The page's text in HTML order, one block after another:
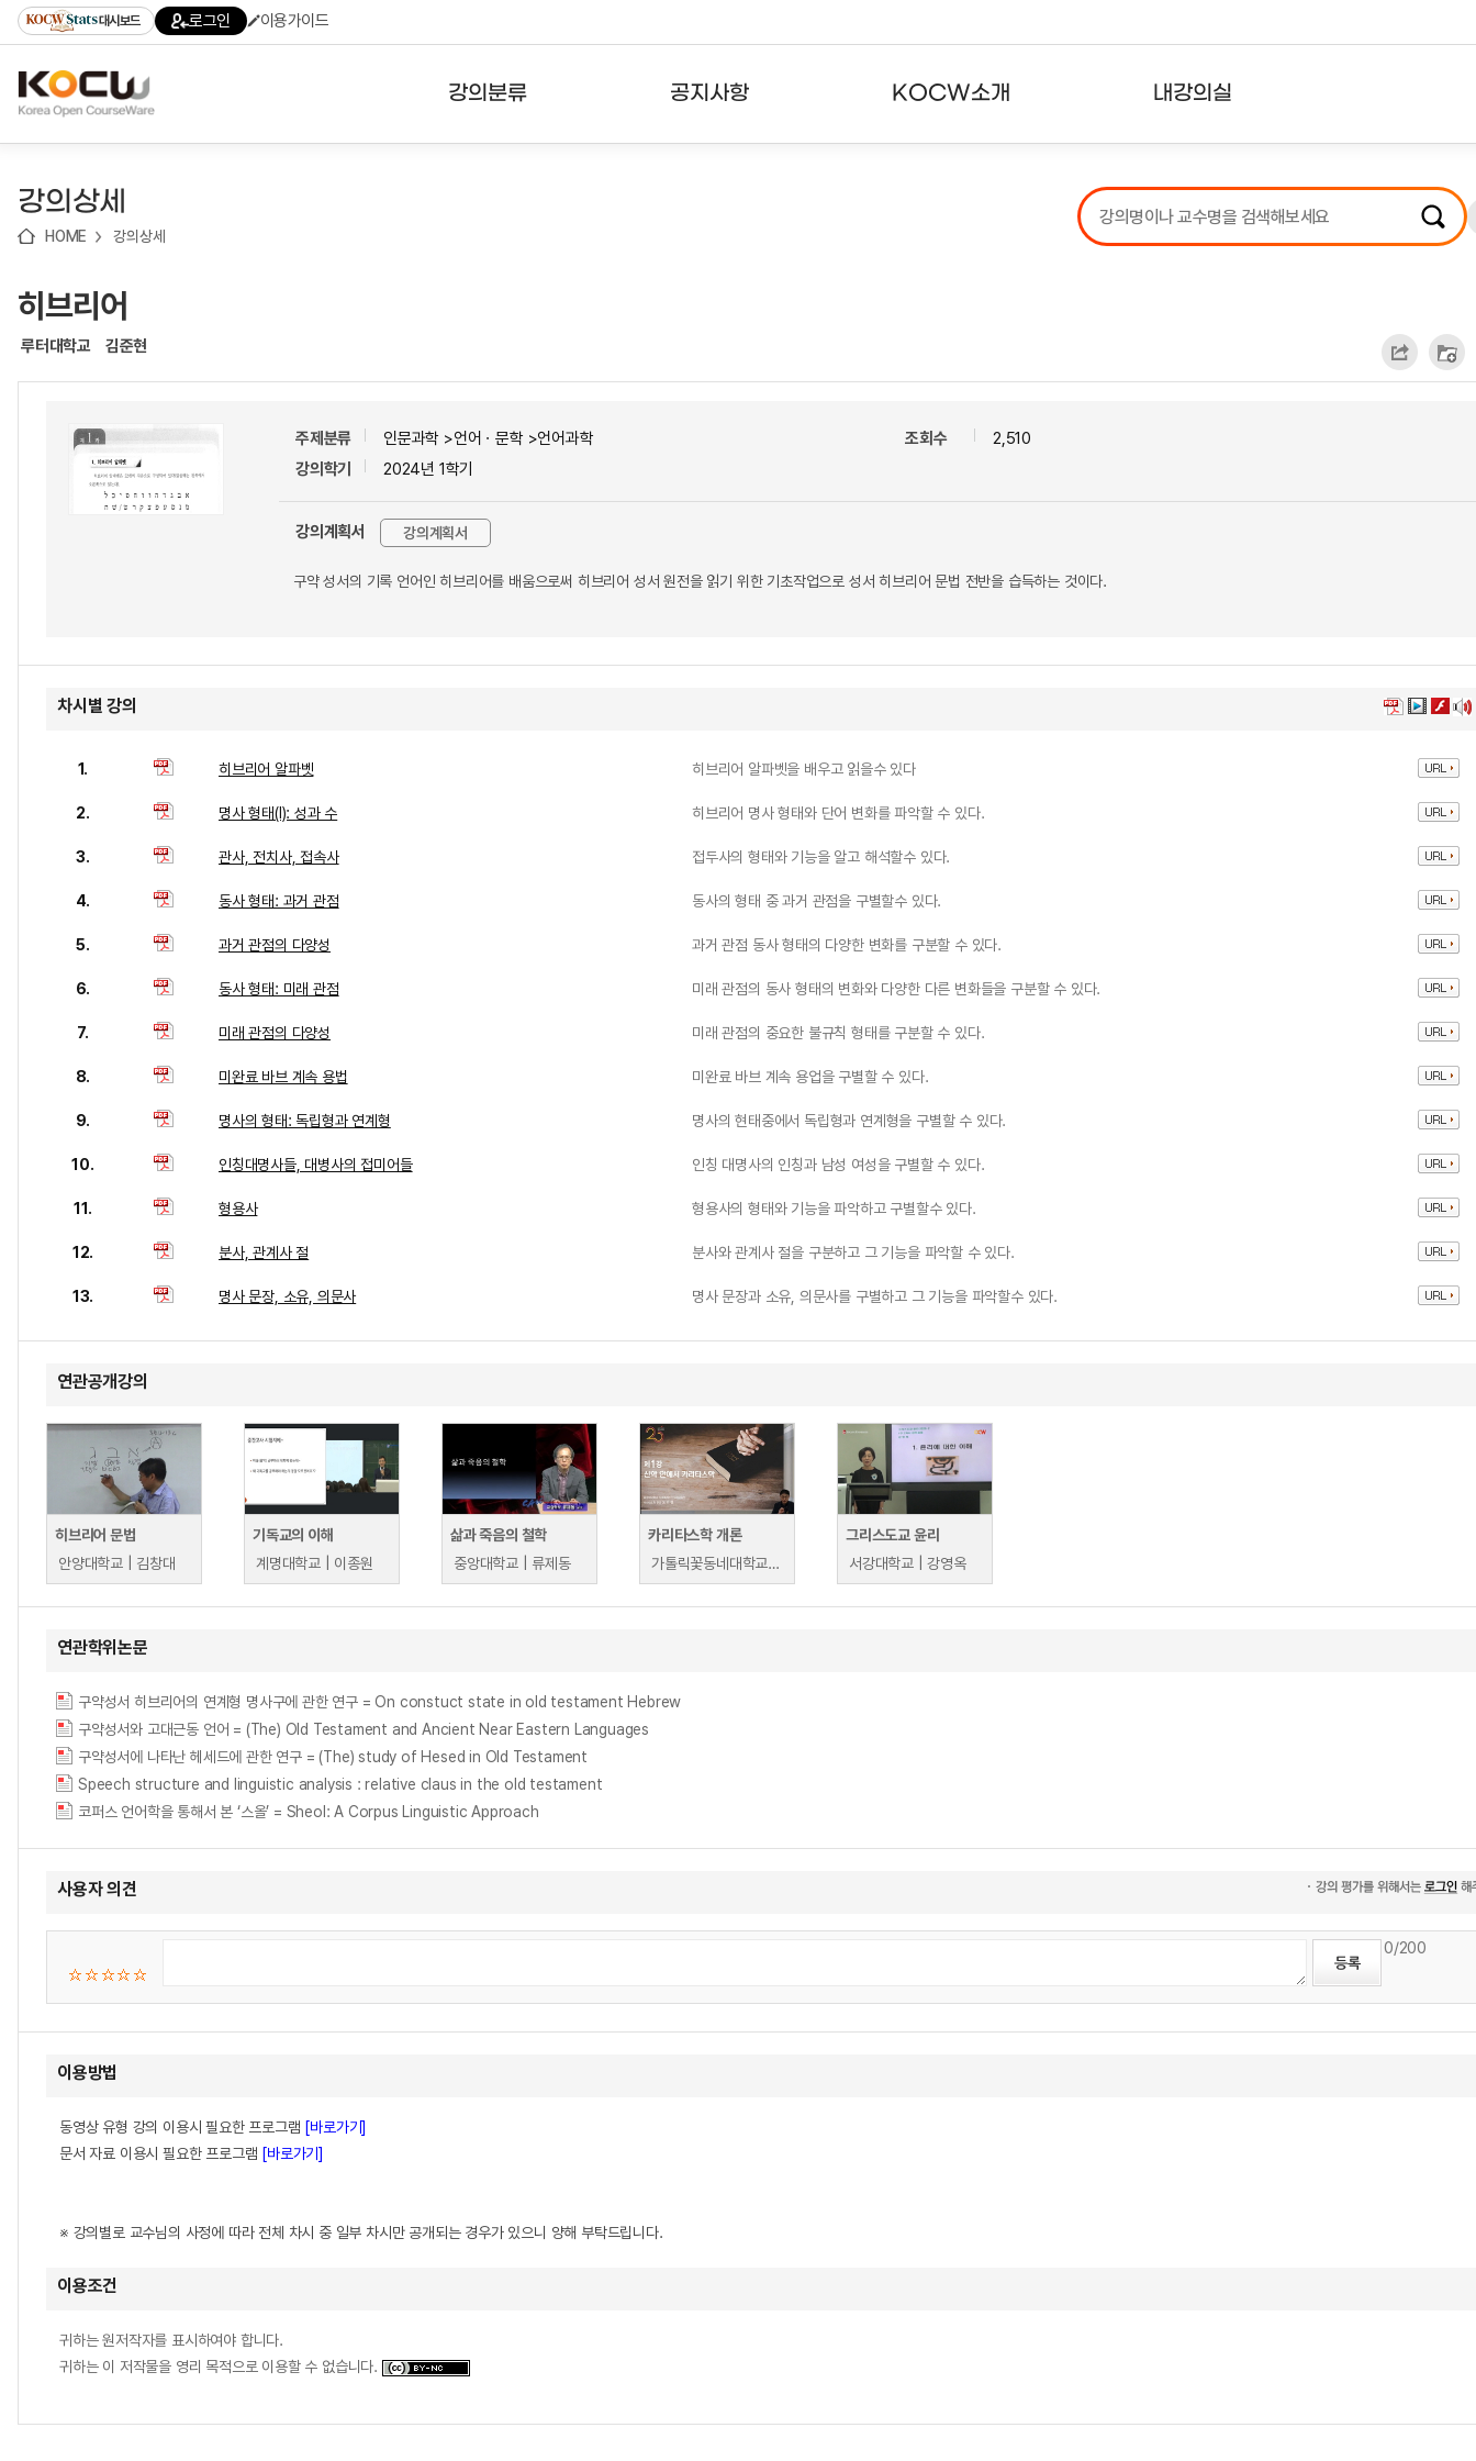
기
기
기
content)
가
대시보드 로그인 이용가이드
강의분류 공지사항 KOCW소개 내강의실
강의리스트
수강확인증강의
강의상세
HOME 강의상세
히브리어
루터대학교 김준현
주제분류
인문과학 >언어ㆍ문학 >언어과학
강의학기
2024년 1학기
조회수 2,510
강의계획서 강의계획서
구약 성서의 기록 언어인 히브리어를 배움으로써 히브리어 성서 원전을 읽기 위한 기초작업으로 성서 히브리어 문법 전반을 습득하는 것이다.
차시별 강의
1. 히브리어 알파벳 히브리어 알파벳을 배우고 읽을수 있다
2. 명사 형태(I): 성과 수 히브리어 명사 형태와 단어 변화를 파악할 수 있다.
3. 관사, 전치사, 접속사 접두사의 형태와 기능을 알고 해석할수 있다.
4. 동사 형태: 과거 관점 동사의 형태 중 과거 관점을 구별할수 있다.
5. 과거 관점의 다양성 과거 관점 동사 형태의 다양한 변화를 구분할 수 있다.
6. 동사 형태: 미래 관점 미래 관점의 동사 형태의 변화와 다양한 다른 변화들을 구분할 수 있다.
7. 미래 관점의 다양성 미래 관점의 중요한 불규칙 형태를 구분할 수 있다.
8. 미완료 바브 계속 용법 미완료 바브 계속 용업을 구별할 수 있다.
9. 명사의 형태: 독립형과 연계형 명사의 현태중에서 독립형과 연계형을 구별할 수 있다.
10. 인칭대명사들, 대병사의 접미어들 인칭 대명사의 인칭과 남성 여성을 구별할 수 있다.
11. 형용사 형용사의 형태와 기능을 파악하고 구별할수 있다.
12. 분사, 관계사 절 분사와 관계사 절을 구분하고 그 기능을 파악할 수 있다.
13. 명사 문장, 소유, 의문사 명사 문장과 소유, 의문사를 구별하고 그 기능을 파악할수 있다.
연관공개강의
히브리어 문법
안양대학교 | 김창대
기독교의 이해
계명대학교 | 이종원
삶과 죽음의 철학
중앙대학교 | 류제동
카리타스학 개론
가톨릭꽃동네대학교 | 도건창
그리스도교 윤리
서강대학교 | 강영옥
연관학위논문
구약성서 히브리어의 연계형 명사구에 관한 연구 = On constuct state in old testament Hebrew
구약성서와 고대근동 언어 = (The) Old Testament and Ancient Near Eastern Languages
구약성서에 나타난 헤세드에 관한 연구 = (The) study of Hesed in Old Testament
Speech structure and linguistic analysis : relative claus in the old testament
코퍼스 언어학을 통해서 본 ‘스올’ = Sheol: A Corpus Linguistic Approach
사용자 의견
0/200
이용방법
동영상 유형 강의 이용시 필요한 프로그램 [바로가기]
문서 자료 이용시 필요한 프로그램 [바로가기]
※ 강의별로 교수님의 사정에 따라 전체 차시 중 일부 차시만 공개되는 경우가 있으니 양해 부탁드립니다.
이용조건
귀하는 원저작자를 표시하여야 합니다.
귀하는 이 저작물을 영리 목적으로 이용할 수 없습니다.